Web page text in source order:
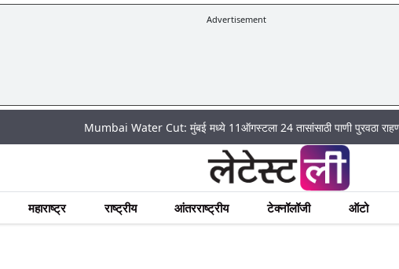
Advertisement
Mumbai Water Cut: मुंबई मध्ये 11ऑगस्टला 24 तासांसाठी पाणी पुरवठा राहणार बंद;
महाराष्ट्र राष्ट्रीय आंतरराष्ट्रीय टेक्नॉलॉजी ऑटो